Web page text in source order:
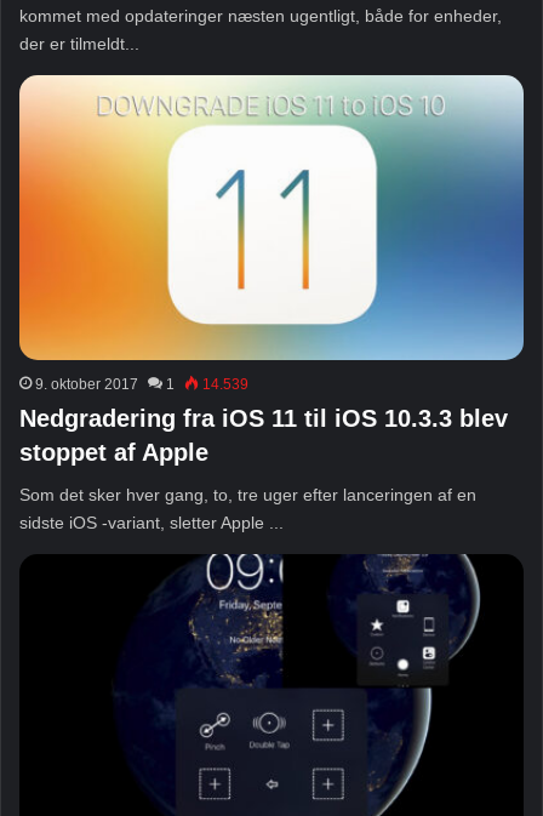
kommet med opdateringer næsten ugentligt, både for enheder,
der er tilmeldt...
9. oktober 2017 1 14.539
Nedgradering fra iOS 11 til iOS 10.3.3 blev
stoppet af Apple
Som det sker hver gang, to, tre uger efter lanceringen af ​​en
sidste iOS -variant, sletter Apple ...